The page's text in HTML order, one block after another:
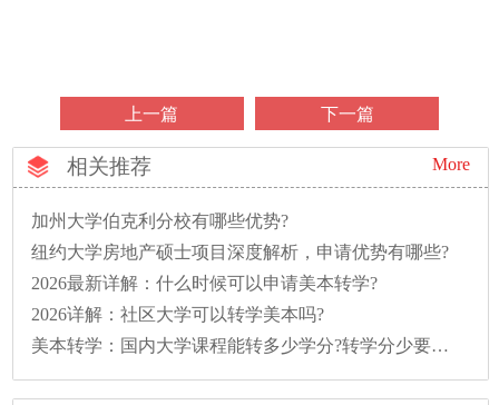
上一篇 下一篇
相关推荐 More
加州大学伯克利分校有哪些优势?
纽约大学房地产硕士项目深度解析，申请优势有哪些?
2026最新详解：什么时候可以申请美本转学?
2026详解：社区大学可以转学美本吗?
美本转学：国内大学课程能转多少学分?转学分少要多读一年怎么办?